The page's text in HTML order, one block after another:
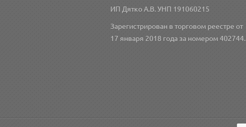
ИП Дятко А.В. УНП 191060215
Зарегистрирован в торговом реестре от
17 января 2018 года за номером 402744.